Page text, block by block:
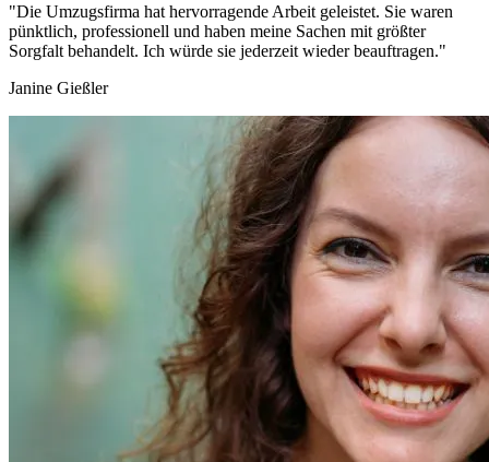
"Die Umzugsfirma hat hervorragende Arbeit geleistet. Sie waren
pünktlich, professionell und haben meine Sachen mit größter
Sorgfalt behandelt. Ich würde sie jederzeit wieder beauftragen."
Janine Gießler